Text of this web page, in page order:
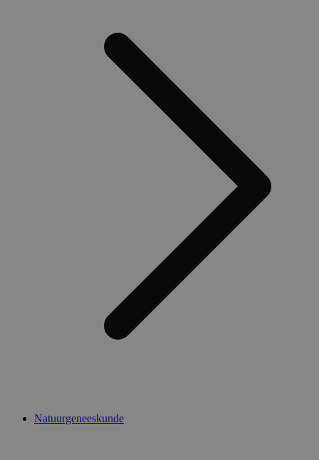
Natuurgeneeskunde